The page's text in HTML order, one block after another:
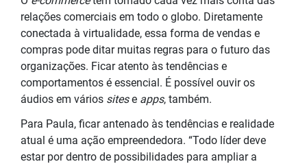
relações comerciais em todo o globo. Diretamente
conectada à virtualidade, essa forma de vendas e
compras pode ditar muitas regras para o futuro das
organizações. Ficar atento às tendências e
comportamentos é essencial. É possível ouvir os
áudios em vários sitese apps, também.
Para Paula, ficar antenado às tendências e realidade
atual é uma ação empreendedora. “Todo líder deve
estar por dentro de possibilidades para ampliar a